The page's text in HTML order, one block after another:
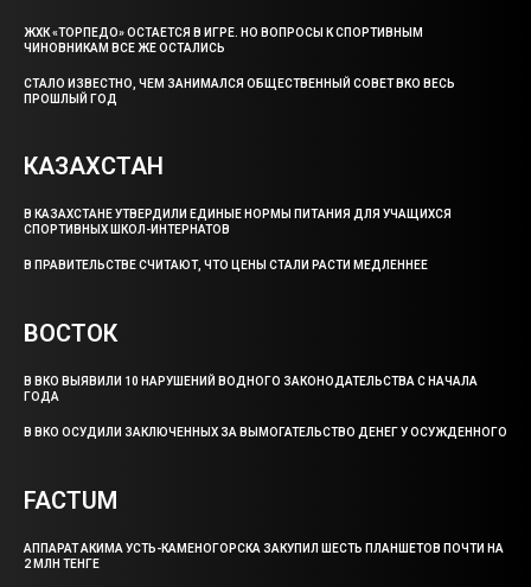
ЖХК «ТОРПЕДО» ОСТАЕТСЯ В ИГРЕ. НО ВОПРОСЫ К СПОРТИВНЫМ
ЧИНОВНИКАМ ВСЕ ЖЕ ОСТАЛИСЬ
СТАЛО ИЗВЕСТНО, ЧЕМ ЗАНИМАЛСЯ ОБЩЕСТВЕННЫЙ СОВЕТ ВКО ВЕСЬ
ПРОШЛЫЙ ГОД
КАЗАХСТАН
В КАЗАХСТАНЕ УТВЕРДИЛИ ЕДИНЫЕ НОРМЫ ПИТАНИЯ ДЛЯ УЧАЩИХСЯ
СПОРТИВНЫХ ШКОЛ-ИНТЕРНАТОВ
В ПРАВИТЕЛЬСТВЕ СЧИТАЮТ, ЧТО ЦЕНЫ СТАЛИ РАСТИ МЕДЛЕННЕЕ
ВОСТОК
В ВКО ВЫЯВИЛИ 10 НАРУШЕНИЙ ВОДНОГО ЗАКОНОДАТЕЛЬСТВА С НАЧАЛА
ГОДА
В ВКО ОСУДИЛИ ЗАКЛЮЧЕННЫХ ЗА ВЫМОГАТЕЛЬСТВО ДЕНЕГ У ОСУЖДЕННОГО
FACTUM
АППАРАТ АКИМА УСТЬ-КАМЕНОГОРСКА ЗАКУПИЛ ШЕСТЬ ПЛАНШЕТОВ ПОЧТИ НА
2 МЛН ТЕНГЕ